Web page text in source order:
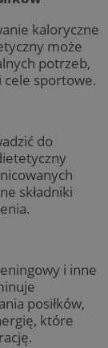
kaloryczne
może
potrzeb,
sportowe.
do
składniki
i inne
posiłków,
które